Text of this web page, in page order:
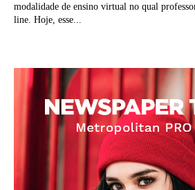
modalidade de ensino virtual no qual
line. Hoje, esse...